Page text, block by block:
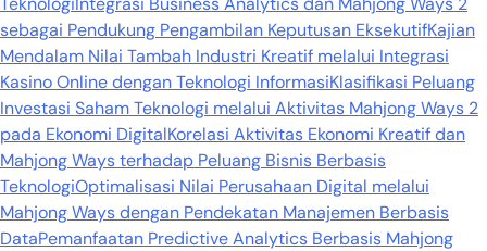
sebagai Pendukung Pengambilan Keputusan EksekutifKajian
Mendalam Nilai Tambah Industri Kreatif melalui Integrasi
Kasino Online dengan Teknologi InformasiKlasifikasi Peluang
Investasi Saham Teknologi melalui Aktivitas Mahjong Ways 2
pada Ekonomi DigitalKorelasi Aktivitas Ekonomi Kreatif dan
Mahjong Ways terhadap Peluang Bisnis Berbasis
TeknologiOptimalisasi Nilai Perusahaan Digital melalui
Mahjong Ways dengan Pendekatan Manajemen Berbasis
DataPemanfaatan Predictive Analytics Berbasis Mahjong